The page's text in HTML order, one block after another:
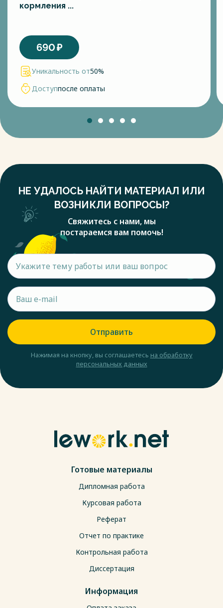
кормления ...
690₽
Уникальность от50%
Доступпосле оплаты
НЕ УДАЛОСЬ НАЙТИ МАТЕРИАЛ ИЛИ
ВОЗНИКЛИ ВОПРОСЫ?
Свяжитесь с нами, мы
постараемся вам помочь!
Отправить
Нажимая на кнопку, вы соглашаетесь на обработку
персональных данных
Готовые материалы
Дипломная работа
Курсовая работа
Реферат
Отчет по практике
Контрольная работа
Диссертация
Информация